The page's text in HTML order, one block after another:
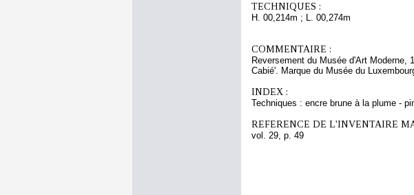
TECHNIQUES :
H. 00,214m ; L. 00,274m
COMMENTAIRE :
Reversement du Musée d'Art Moderne,
Cabié'. Marque du Musée du
INDEX :
Techniques : encre brune à la plume -
REFERENCE DE L'INVENTAIRE
vol. 29, p. 49